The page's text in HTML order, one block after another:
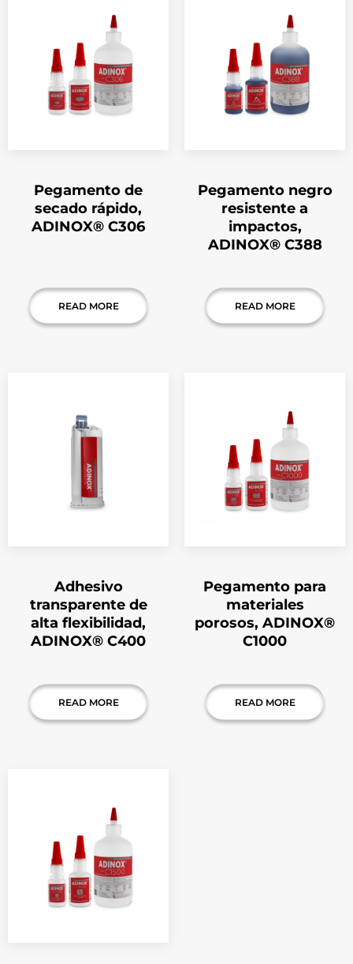
Pegamento de
secado rápido,
ADINOX® C306
READ MORE
Pegamento negro
resistente a
impactos,
ADINOX® C388
READ MORE
Adhesivo
transparente de
alta flexibilidad,
ADINOX® C400
READ MORE
Pegamento para
materiales
porosos, ADINOX®
C1000
READ MORE